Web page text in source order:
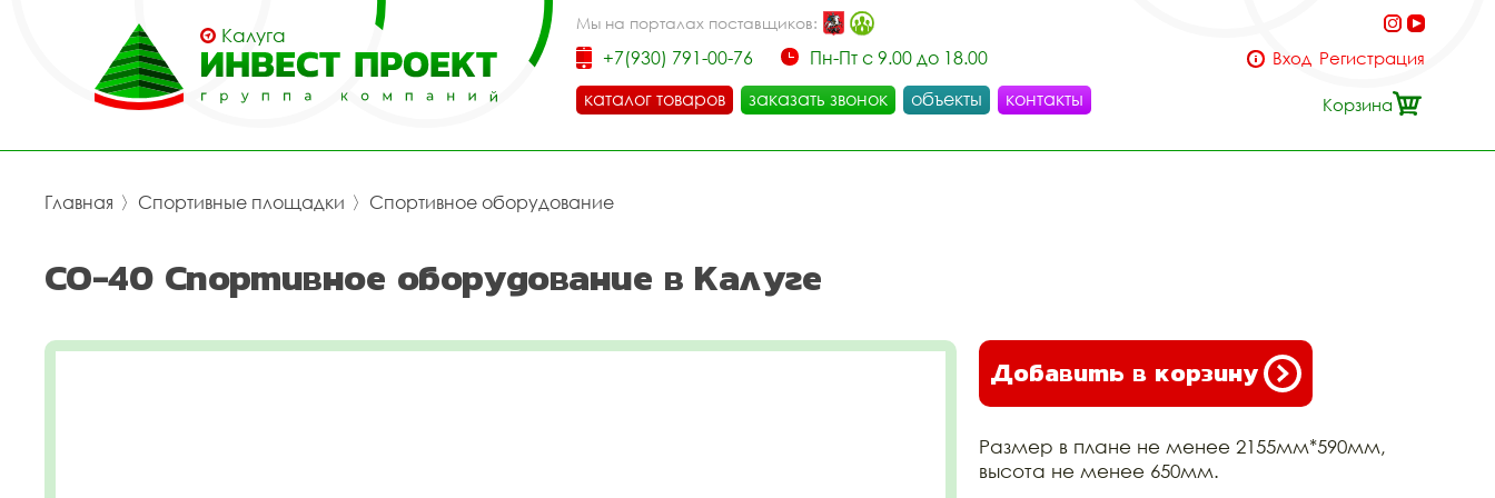
Калуга
Мы на порталах поставщиков:
+7(930) 791-00-76
Пн-Пт с 9.00 до 18.00
каталог товаров
заказать звонок объекты контакты
Вход Регистрация
Корзина
Главная 〉 Спортивные площадки 〉 Спортивное оборудование
СО-40 Спортивное оборудование в Калуге
Добавить в корзину
Размер в плане не менее 2155мм*590мм,
высота не менее 650мм.